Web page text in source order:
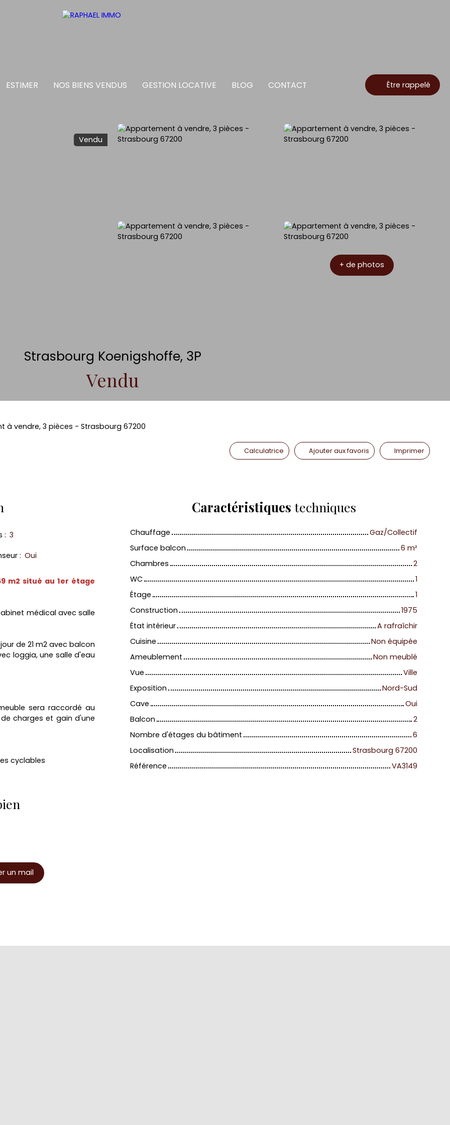
ESTIMER NOS BIENS VENDUS GESTION LOCATIVE BLOG CONTACT Être rappelé
Vendu
+ de photos
Strasbourg Koenigshoffe, 3P
Vendu
à vendre, 3 pièces - Strasbourg 67200
Calculatrice Ajouter aux favoris Imprimer
: 3
: Oui
m2 situé au 1er étage
médical avec salle
de 21 m2 avec balcon
loggia, une salle d'eau
sera raccordé au
charges et gain d'une
cyclables
un mail
Caractéristiques techniques
Chauffage
Gaz/Collectif
Surface balcon
6 m²
Chambres
2
WC
1
Étage
1
Construction
1975
État intérieur
A rafraîchir
Cuisine
Non équipée
Ameublement
Non meublé
Vue
Ville
Exposition
Nord-Sud
Cave
Oui
Balcon
2
Nombre d'étages du bâtiment
6
Localisation
Strasbourg 67200
Référence
VA3149